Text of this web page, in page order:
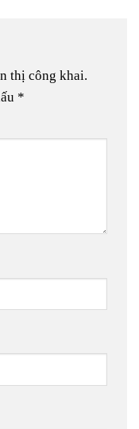
thị công khai.
*